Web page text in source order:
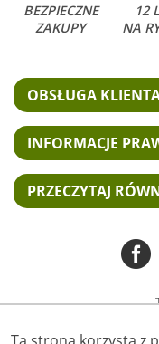
BEZPIECZNE
ZAKUPY
12
NA
OBSŁUGA
INFORMACJE
PRZECZYTAJ